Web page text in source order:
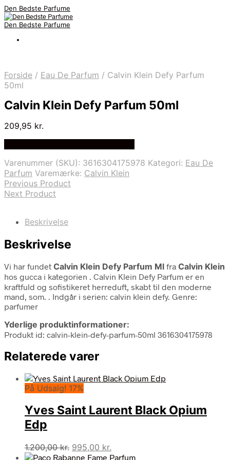
Den Bedste Parfume
Den Bedste Parfume
Forside / Eau De Parfum / Calvin Klein Defy Parfum
50ml
Calvin Klein Defy Parfum 50ml
209,95 kr.
Varenummer (SKU): 3616304175978 Kategori: Eau De
Parfum Varemærke: Calvin Klein
Previous Product
Next Product
Beskrivelse
Beskrivelse
Vi har fundet Calvin Klein Defy Parfum Ml fra Calvin Klein
hos gucca i kategorien . Calvin Klein Defy Parfum er en
kraftfuld og sofistikeret herreduft, skabt til den moderne
mand, som. . Indgår i serien: calvin klein defy. Genre:
parfumer
Yderlige produktinformationer:
Produkt id: calvin-klein-defy-parfum-50ml 3616304175978
Relaterede varer
På Udsalg! 17%
Yves Saint Laurent Black Opium
Edp
1.200,00kr. Den
oprindelige
995,00 kr.
aktuelle